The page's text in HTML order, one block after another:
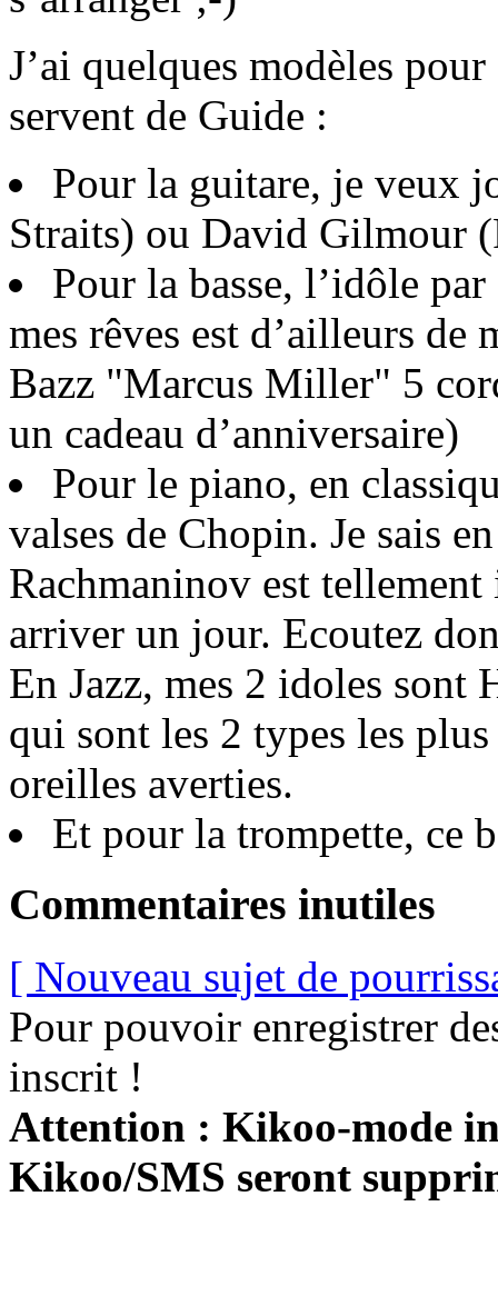
J’ai quelques modèles
servent de Guide :
Pour la guitare, je veux
Straits) ou David Gilmour
Pour la basse, l’idôle
mes rêves est d’ailleurs
Bazz "Marcus Miller" 5
un cadeau d’anniversaire)
Pour le piano, en
valses de Chopin. Je sais
Rachmaninov est
arriver un jour. Ecoutez
En Jazz, mes 2 idoles sont
qui sont les 2 types les
oreilles averties.
Et pour la trompette, ce
Commentaires inutiles
[ Nouveau sujet de
Pour pouvoir enregistrer
inscrit !
Attention : Kikoo-mode
Kikoo/SMS seront